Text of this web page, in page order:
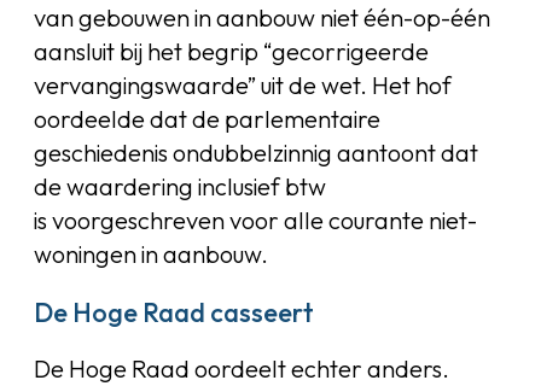
van gebouwen in aanbouw niet één-op-één
aansluit bij het begrip “gecorrigeerde
vervangingswaarde” uit de wet. Het hof
oordeelde dat de parlementaire
geschiedenis ondubbelzinnig aantoont dat
de waardering inclusief btw
is voorgeschreven voor alle courante niet-
woningen in aanbouw.
De Hoge Raad casseert
De Hoge Raad oordeelt echter anders.